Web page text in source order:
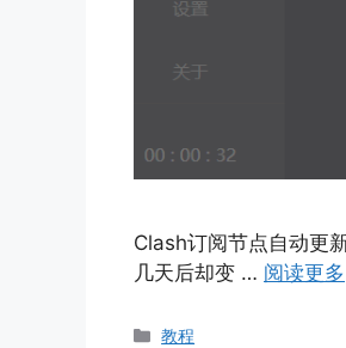
Clash订阅节点自动更
几天后却变 … 阅读更多
分
教程